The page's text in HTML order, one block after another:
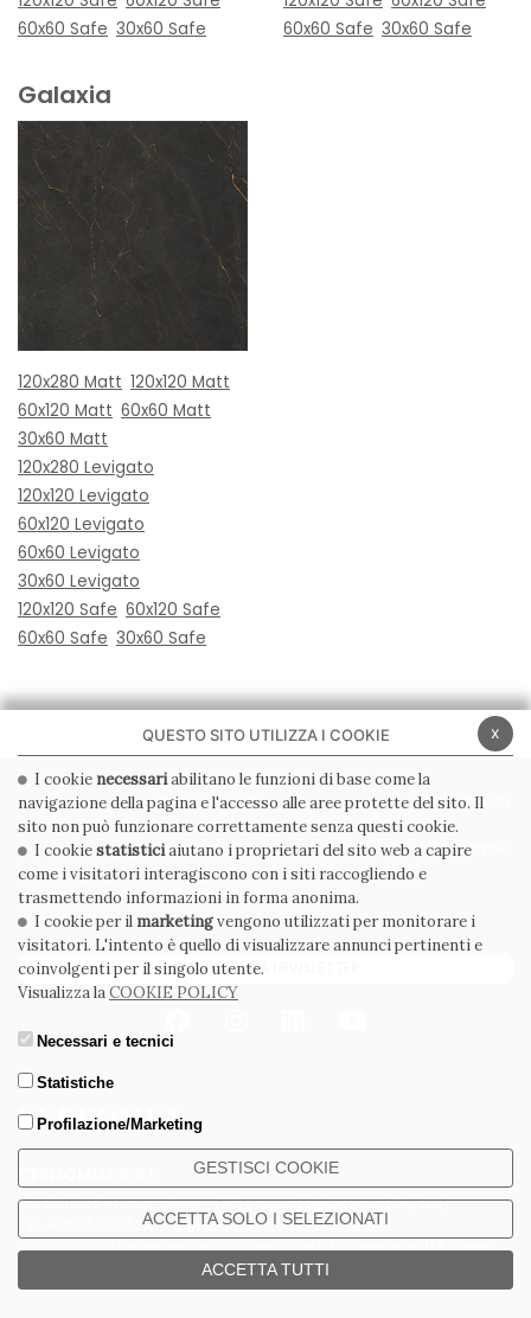
60x60 Safe 30x60 Safe
60x60 Safe 30x60 Safe
Galaxia
120x280 Matt 120x120 Matt
60x120 Matt 60x60 Matt
30x60 Matt
120x280 Levigato
120x120 Levigato
60x120 Levigato
60x60 Levigato
30x60 Levigato
120x120 Safe 60x120 Safe
60x60 Safe 30x60 Safe
Via Emilia Ponente, 1000 - 48014 Castel Bolognese (RA) Italy
Tel. +39.0546.652111 - Email: info@cerdomus.com
Codice Fiscale e numero iscrizione al registro imprese di Ravenna
02620780391 - REA RA 217992 - Capitale Sociale Euro 20.000.000 i.v.
PRIVACY POLICY COOKIE POLICY
CONDIZIONI GENERALI WHISTLEBLOWING
CODICE ETICO
ISCRIVITI ALLA NEWSLETTER
x
QUESTO SITO UTILIZZA I COOKIE
I cookie necessariabilitano le funzioni di base come la
navigazione della pagina e l'accesso alle aree protette del sito. Il
sito non può funzionare correttamente senza questi cookie.
I cookiestatisticiaiutano i proprietari del sito web a capire
come i visitatori interagiscono con i siti raccogliendo e
trasmettendo informazioni in forma anonima.
I cookie per il marketingvengono utilizzati per monitorare i
visitatori. L'intento è quello di visualizzare annunci pertinenti e
coinvolgenti per il singolo utente.
Visualizza laCOOKIE POLICY
Necessari e tecnici
Statistiche
Profilazione/Marketing
GESTISCI COOKIE
ACCETTA SOLO I SELEZIONATI
ACCETTA TUTTI